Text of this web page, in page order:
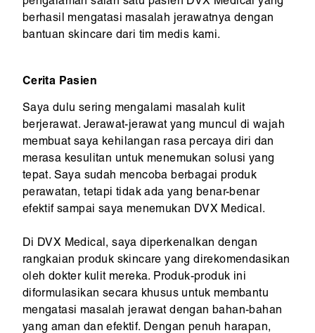
berhasil mengatasi masalah jerawatnya dengan
bantuan skincare dari tim medis kami.
Cerita Pasien
Saya dulu sering mengalami masalah kulit
berjerawat. Jerawat-jerawat yang muncul di wajah
membuat saya kehilangan rasa percaya diri dan
merasa kesulitan untuk menemukan solusi yang
tepat. Saya sudah mencoba berbagai produk
perawatan, tetapi tidak ada yang benar-benar
efektif sampai saya menemukan DVX Medical.
Di DVX Medical, saya diperkenalkan dengan
rangkaian produk skincare yang direkomendasikan
oleh dokter kulit mereka. Produk-produk ini
diformulasikan secara khusus untuk membantu
mengatasi masalah jerawat dengan bahan-bahan
yang aman dan efektif. Dengan penuh harapan,